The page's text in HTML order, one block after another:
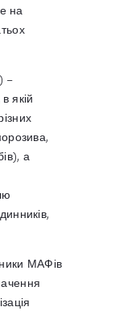
на
–
якій
а
МАФів